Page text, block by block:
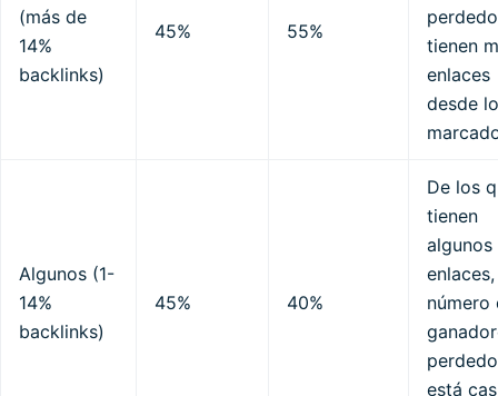
(más de
14%
backlinks)
45% 55%
tienen
enlaces
desde
Algunos (1-
14%
backlinks)
45% 40%
De los
tienen
algunos
número
está